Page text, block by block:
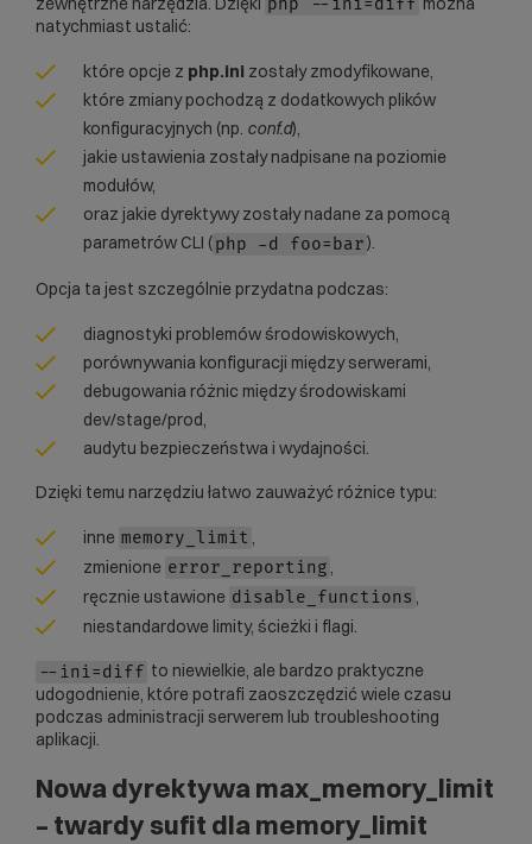
php --ini=diff
natychmiast ustalić:
które opcje z php.ini zostały zmodyfikowane,
które zmiany pochodzą z dodatkowych plików
konfiguracyjnych (np. conf.d),
jakie ustawienia zostały nadpisane na poziomie
modułów,
oraz jakie dyrektywy zostały nadane za pomocą
parametrów CLI (php -d foo=bar).
Opcja ta jest szczególnie przydatna podczas:
diagnostyki problemów środowiskowych,
porównywania konfiguracji między serwerami,
debugowania różnic między środowiskami
dev/stage/prod,
audytu bezpieczeństwa i wydajności.
Dzięki temu narzędziu łatwo zauważyć różnice typu:
inne memory_limit
zmienione error_reporting ,
ręcznie ustawione disable_functions ,
niestandardowe limity, ścieżki i flagi.
--ini=diff to niewielkie, ale bardzo praktyczne
udogodnienie, które potrafi zaoszczędzić wiele czasu
podczas administracji serwerem lub troubleshooting
aplikacji.
Nowa dyrektywa max_memory_limit
– twardy sufit dla memory_limit